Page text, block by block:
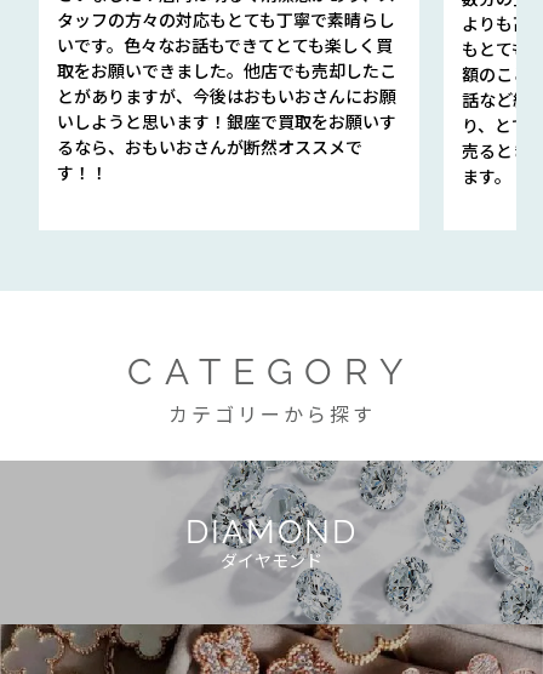
タッフの方々の対応もとても丁寧で素晴らし
いです。色々なお話もできてとても楽しく買
取をお願いできました。他店でも売却したこ
とがありますが、今後はおもいおさんにお願
いしようと思います！銀座で買取をお願いす
るなら、おもいおさんが断然オススメで
す！！
よりも高
もとても
額のこと
話など細
り、とて
売るとき
ます。
CATEGORY
カテゴリーから探す
DIAMOND
ダイヤモンド